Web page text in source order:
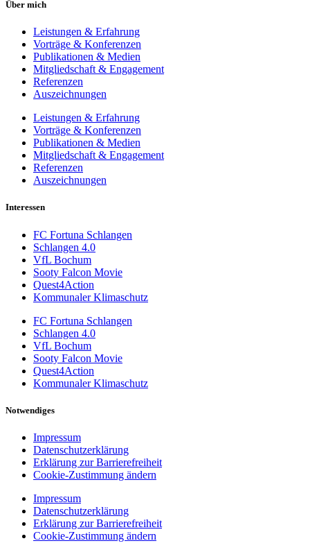
Über mich
Leistungen & Erfahrung
Vorträge & Konferenzen
Publikationen & Medien
Mitgliedschaft & Engagement
Referenzen
Auszeichnungen
Leistungen & Erfahrung
Vorträge & Konferenzen
Publikationen & Medien
Mitgliedschaft & Engagement
Referenzen
Auszeichnungen
Interessen
FC Fortuna Schlangen
Schlangen 4.0
VfL Bochum
Sooty Falcon Movie
Quest4Action
Kommunaler Klimaschutz
FC Fortuna Schlangen
Schlangen 4.0
VfL Bochum
Sooty Falcon Movie
Quest4Action
Kommunaler Klimaschutz
Notwendiges
Impressum
Datenschutzerklärung
Erklärung zur Barrierefreiheit
Cookie-Zustimmung ändern
Impressum
Datenschutzerklärung
Erklärung zur Barrierefreiheit
Cookie-Zustimmung ändern